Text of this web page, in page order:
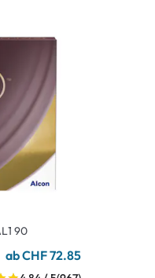
90
ab CHF 72.85